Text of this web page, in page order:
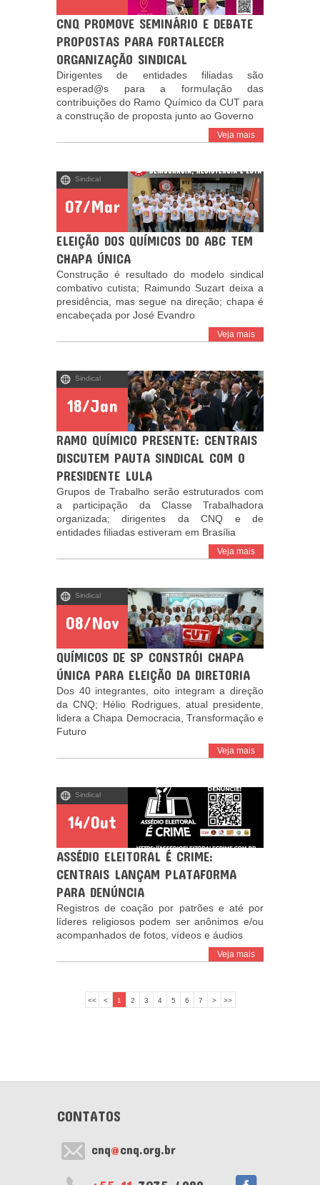
CNQ PROMOVE SEMINÁRIO E DEBATE
PROPOSTAS PARA FORTALECER
ORGANIZAÇÃO SINDICAL
Dirigentes de entidades filiadas são
esperad@s para a formulação das
contribuições do Ramo Químico da CUT para
a construção de proposta junto ao Governo
Veja mais
Sindical
07/Mar
ELEIÇÃO DOS QUÍMICOS DO ABC TEM
CHAPA ÚNICA
Construção é resultado do modelo sindical
combativo cutista; Raimundo Suzart deixa a
presidência, mas segue na direção; chapa é
encabeçada por José Evandro
Veja mais
Sindical
18/Jan
RAMO QUÍMICO PRESENTE: CENTRAIS
DISCUTEM PAUTA SINDICAL COM O
PRESIDENTE LULA
Grupos de Trabalho serão estruturados com
a participação da Classe Trabalhadora
organizada; dirigentes da CNQ e de
entidades filiadas estiveram em Brasília
Veja mais
Sindical
08/Nov
QUÍMICOS DE SP CONSTRÓI CHAPA
ÚNICA PARA ELEIÇÃO DA DIRETORIA
Dos 40 integrantes, oito integram a direção
da CNQ; Hélio Rodrigues, atual presidente,
lidera a Chapa Democracia, Transformação e
Futuro
Veja mais
Sindical
14/Out
ASSÉDIO ELEITORAL É CRIME:
CENTRAIS LANÇAM PLATAFORMA
PARA DENÚNCIA
Registros de coação por patrões e até por
líderes religiosos podem ser anônimos e/ou
acompanhados de fotos, vídeos e áudios
Veja mais
<< < 1 2 3 4 5 6 7 > >>
CONTATOS
cnq@cnq.org.br